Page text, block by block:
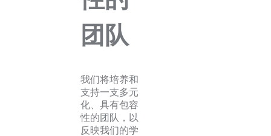
团队
我们将培养和
支持一支多元
化、具有包容
性的团队，以
反映我们的学